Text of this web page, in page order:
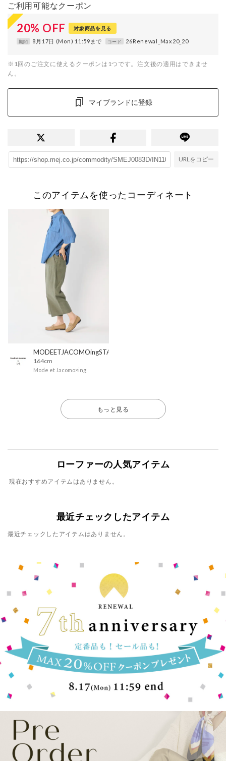
ご利用可能なクーポン
20% OFF 対象商品を見る
期間 8月17日 (Mon) 11:59まで コード 26Renewal_Max20_20
※1回のご注文に使えるクーポンは1つです。注文後の適用はできませ
ん。
マイブランドに登録
URLをコピー
このアイテムを使ったコーディネート
MODEETJACOMOingSTAFF
164cm
Mode et Jacomo×ing
もっと見る
ローファーの人気アイテム
現在おすすめアイテムはありません。
最近チェックしたアイテム
最近チェックしたアイテムはありません。